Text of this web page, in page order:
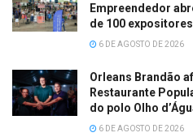
Empreendedor
de 100
6 DE AGOSTO DE 2026
Orleans Brandão
Restaurante
do polo Olho
6 DE AGOSTO DE 2026